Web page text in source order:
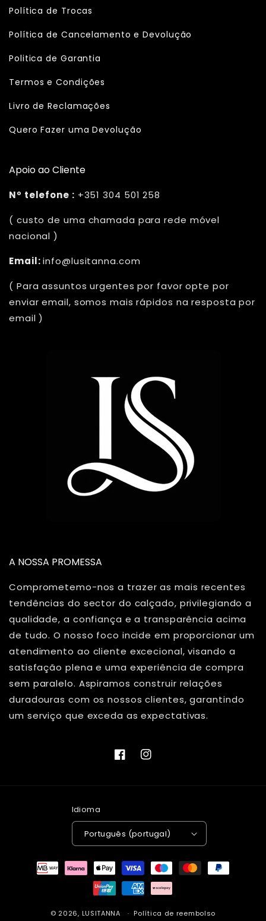
Política de Trocas
Política de Cancelamento e Devolução
Politica de Garantia
Termos e Condições
Livro de Reclamações
Quero Fazer uma Devolução
Apoio ao Cliente
Nº telefone : +351 304 501 258
( custo de uma chamada para rede móvel
nacional )
Email:info@lusitanna.com
( Para assuntos urgentes por favor opte por
enviar email, somos mais rápidos na resposta por
email )
A NOSSA PROMESSA
Comprometemo-nos a trazer as mais recentes
tendências do sector do calçado, privilegiando a
qualidade, a confiança e a transparência acima
de tudo. O nosso foco incide em proporcionar um
atendimento ao cliente excecional, visando a
satisfação plena e uma experiência de compra
sem paralelo. Aspiramos construir relações
duradouras com os nossos clientes, garantindo
um serviço que exceda as expectativas.
FacebookInstagram
Idioma
Português (portugal)
Métodos
© 2026, LUSITANNA Política de reembolso